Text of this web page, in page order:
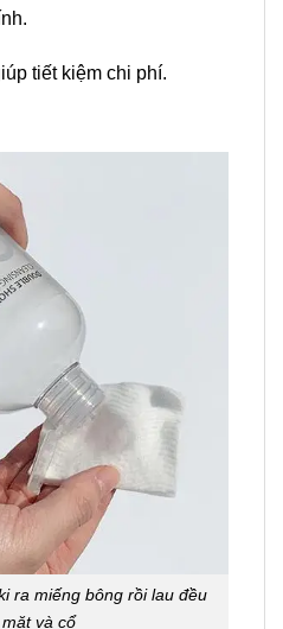
tiết kiệm chi phí.
ra miếng bông rồi lau đều
và cổ